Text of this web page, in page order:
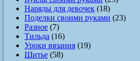
Наряды для девочек (18)
Поделки своими руками (23)
Разное (7)
Тильда (16)
Уроки вязания (19)
Шитье (58)